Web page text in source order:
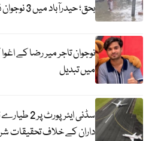
بحق؛ حیدرآباد میں 3 نوجوان ڈوب گئے
نوجوان تاجر میر رضا کے
میں تبدیل
سڈنی
داران کے خلاف تحقیقات